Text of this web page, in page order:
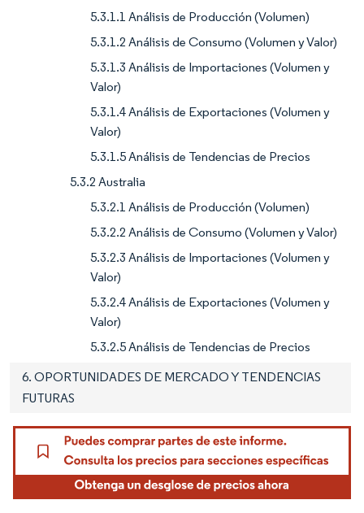
5.3.1.1 Análisis de Producción (Volumen)
5.3.1.2 Análisis de Consumo (Volumen y Valor)
5.3.1.3 Análisis de Importaciones (Volumen y
Valor)
5.3.1.4 Análisis de Exportaciones (Volumen y
Valor)
5.3.1.5 Análisis de Tendencias de Precios
5.3.2 Australia
5.3.2.1 Análisis de Producción (Volumen)
5.3.2.2 Análisis de Consumo (Volumen y Valor)
5.3.2.3 Análisis de Importaciones (Volumen y
Valor)
5.3.2.4 Análisis de Exportaciones (Volumen y
Valor)
5.3.2.5 Análisis de Tendencias de Precios
6. OPORTUNIDADES DE MERCADO Y TENDENCIAS
FUTURAS